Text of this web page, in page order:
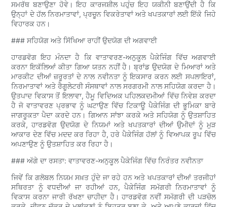
ਸਮਰੱਥ ਬਣਾਉਣਾ ਹੋਵੇ। ਇਹ ਕਾਰਜਸ਼ੀਲ ਪਹੁੰਚ ਇਹ ਯਕੀਨੀ ਬਣਾਉਂਦੀ ਹੈ ਕਿ
ਉਨ੍ਹਾਂ ਦੇ ਹੱਲ ਨਿਰਮਾਤਾਵਾਂ, ਪ੍ਰਚੂਨ ਵਿਕਰੇਤਾਵਾਂ ਅਤੇ ਖਪਤਕਾਰਾਂ ਲਈ ਇੱਕੋ ਜਿਹੇ
ਵਿਹਾਰਕ ਹਨ।
### ਸਹਿਯੋਗ ਅਤੇ ਸਿੱਖਿਆ ਰਾਹੀਂ ਉਦਯੋਗ ਦੀ ਅਗਵਾਈ
ਹਾਰਡਵੋਗ ਇਹ ਮੰਨਦਾ ਹੈ ਕਿ ਵਾਤਾਵਰਣ-ਅਨੁਕੂਲ ਪੈਕੇਜਿੰਗ ਵਿੱਚ ਅਗਵਾਈ
ਕਰਨਾ ਇਕੱਲਿਆਂ ਕੀਤਾ ਗਿਆ ਯਤਨ ਨਹੀਂ ਹੈ। ਬ੍ਰਾਂਡ ਉਦਯੋਗ ਦੇ ਮਿਆਰਾਂ ਅਤੇ
ਮਾਰਕੀਟ ਦੀਆਂ ਜ਼ਰੂਰਤਾਂ ਦੇ ਨਾਲ ਨਵੀਨਤਾ ਨੂੰ ਇਕਸਾਰ ਕਰਨ ਲਈ ਸਪਲਾਇਰਾਂ,
ਨਿਰਮਾਤਾਵਾਂ ਅਤੇ ਰੈਗੂਲੇਟਰੀ ਸੰਸਥਾਵਾਂ ਨਾਲ ਸਰਗਰਮੀ ਨਾਲ ਸਹਿਯੋਗ ਕਰਦਾ ਹੈ।
ਉਤਪਾਦ ਵਿਕਾਸ ਤੋਂ ਇਲਾਵਾ, ਹੈਮੂ ਵਿਦਿਅਕ ਪਹਿਲਕਦਮੀਆਂ ਵਿੱਚ ਨਿਵੇਸ਼ ਕਰਦਾ
ਹੈ ਜੋ ਵਾਤਾਵਰਣ ਪ੍ਰਭਾਵ ਨੂੰ ਘਟਾਉਣ ਵਿੱਚ ਟਿਕਾਊ ਪੈਕੇਜਿੰਗ ਦੀ ਭੂਮਿਕਾ ਬਾਰੇ
ਜਾਗਰੂਕਤਾ ਪੈਦਾ ਕਰਦੇ ਹਨ। ਗਿਆਨ ਸਾਂਝਾ ਕਰਕੇ ਅਤੇ ਸਹਿਯੋਗ ਨੂੰ ਉਤਸ਼ਾਹਿਤ
ਕਰਕੇ, ਹਾਰਡਵੋਗ ਉਦਯੋਗ ਦੇ ਨਿਯਮਾਂ ਅਤੇ ਖਪਤਕਾਰਾਂ ਦੀਆਂ ਉਮੀਦਾਂ ਨੂੰ ਮੁੜ
ਆਕਾਰ ਦੇਣ ਵਿੱਚ ਮਦਦ ਕਰ ਰਿਹਾ ਹੈ, ਹਰੇ ਪੈਕੇਜਿੰਗ ਹੱਲਾਂ ਨੂੰ ਵਿਆਪਕ ਰੂਪ ਵਿੱਚ
ਅਪਣਾਉਣ ਨੂੰ ਉਤਸ਼ਾਹਿਤ ਕਰ ਰਿਹਾ ਹੈ।
### ਅੱਗੇ ਦਾ ਰਸਤਾ: ਵਾਤਾਵਰਣ-ਅਨੁਕੂਲ ਪੈਕੇਜਿੰਗ ਵਿੱਚ ਨਿਰੰਤਰ ਨਵੀਨਤਾ
ਜਿਵੇਂ ਕਿ ਗਲੋਬਲ ਨਿਯਮ ਸਖ਼ਤ ਹੁੰਦੇ ਜਾ ਰਹੇ ਹਨ ਅਤੇ ਖਪਤਕਾਰਾਂ ਦੀਆਂ ਤਰਜੀਹਾਂ
ਸਥਿਰਤਾ ਨੂੰ ਵਧਦੀਆਂ ਜਾ ਰਹੀਆਂ ਹਨ, ਪੈਕੇਜਿੰਗ ਸਮੱਗਰੀ ਨਿਰਮਾਤਾਵਾਂ ਨੂੰ
ਵਿਕਾਸ ਕਰਨਾ ਜਾਰੀ ਰੱਖਣਾ ਚਾਹੀਦਾ ਹੈ। ਹਾਰਡਵੋਗ ਨਵੀਂ ਸਮੱਗਰੀ ਦੀ ਪੜਚੋਲ